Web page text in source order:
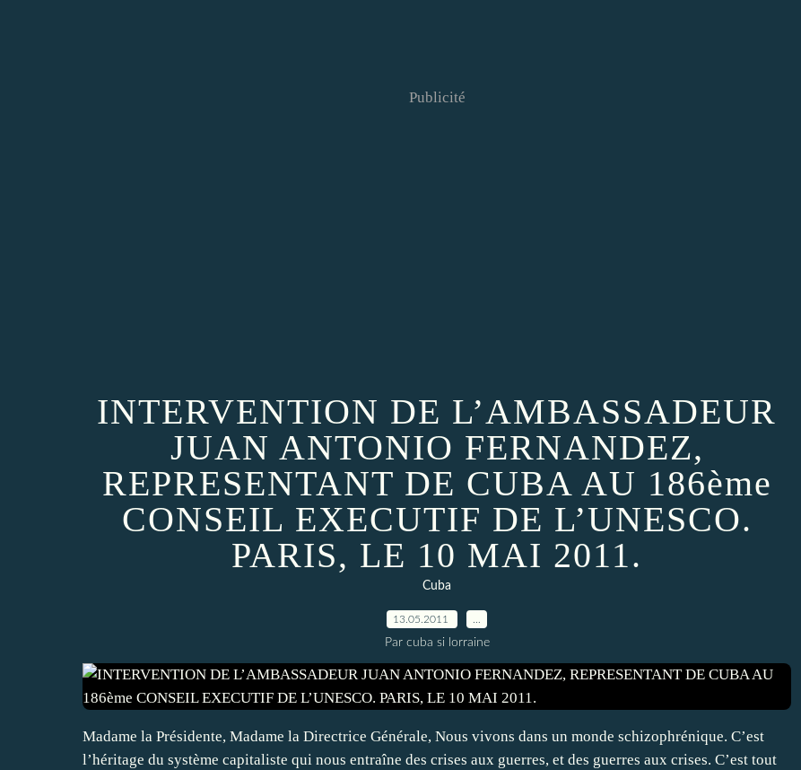
Publicité
INTERVENTION DE L’AMBASSADEUR
JUAN ANTONIO FERNANDEZ,
REPRESENTANT DE CUBA AU 186ème
CONSEIL EXECUTIF DE L’UNESCO.
PARIS, LE 10 MAI 2011.
Cuba
13.05.2011
Par cuba si lorraine
Madame la Présidente, Madame la Directrice Générale, Nous vivons dans un monde schizophrénique. C’est
l’héritage du système capitaliste qui nous entraîne des crises aux guerres, et des guerres aux crises. C’est tout